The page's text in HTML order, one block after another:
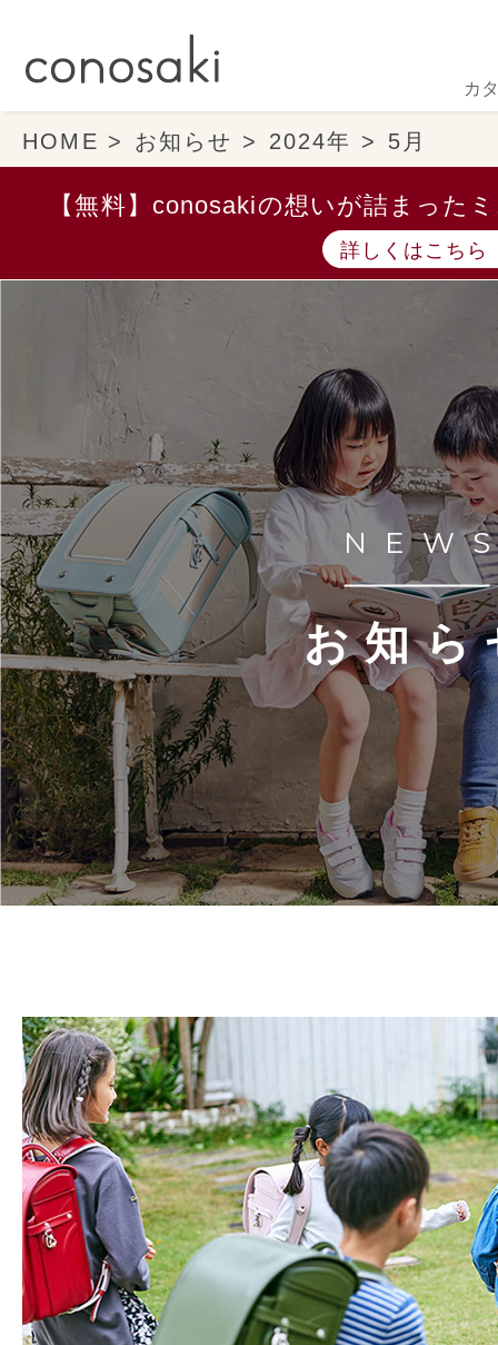
カ
HOME お知らせ 2024年 5月
【無料】conosakiの想いが詰まった
詳しくはこちら
お知ら